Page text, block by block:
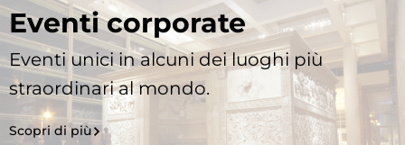
Eventi corporate
Eventi unici in alcuni dei luoghi più
straordinari al mondo.
Scopri di più